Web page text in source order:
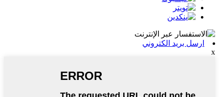
ارسل بريد الكتروني
x